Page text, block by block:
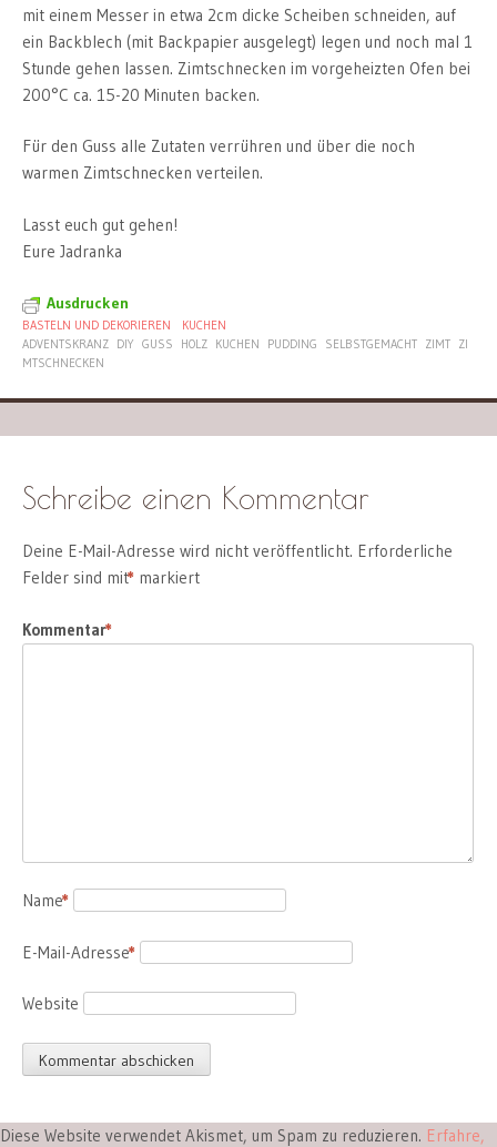
mit einem Messer in etwa 2cm dicke Scheiben schneiden, auf
ein Backblech (mit Backpapier ausgelegt) legen und noch mal 1
Stunde gehen lassen. Zimtschnecken im vorgeheizten Ofen bei
200°C ca. 15-20 Minuten backen.
Für den Guss alle Zutaten verrühren und über die noch
warmen Zimtschnecken verteilen.
Lasst euch gut gehen!
Eure Jadranka
Ausdrucken
BASTELN UND DEKORIEREN
KUCHEN
ADVENTSKRANZ DIY GUSS HOLZ KUCHEN PUDDING SELBSTGEMACHT ZIMT ZI
MTSCHNECKEN
Schreibe einen Kommentar
Deine E-Mail-Adresse wird nicht veröffentlicht. Erforderliche
Felder sind mit
* markiert
Kommentar
*
Name
*
E-Mail-Adresse
*
Website
Diese Website verwendet Akismet, um Spam zu reduzieren. Erfahre,